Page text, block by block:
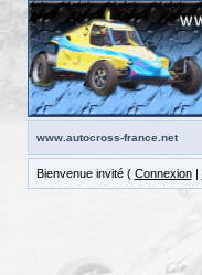
www.autocross-france.net
Bienvenue invité ( Connexion|